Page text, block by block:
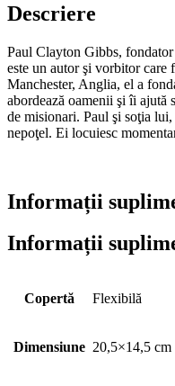
Descriere
Paul Clayton Gibbs,
este un autor şi vorbitor care
Manchester, Anglia, el a
abordează oamenii şi îi
de misionari. Paul şi soţia
nepoţel. Ei locuiesc
Informații
Informații
Copertă Flexibilă
Dimensiune 20,5×14,5 cm